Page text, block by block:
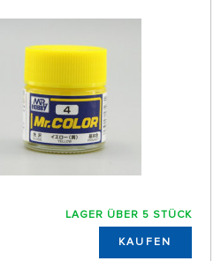
LAGER ÜBER 5 STÜCK
KAUFEN